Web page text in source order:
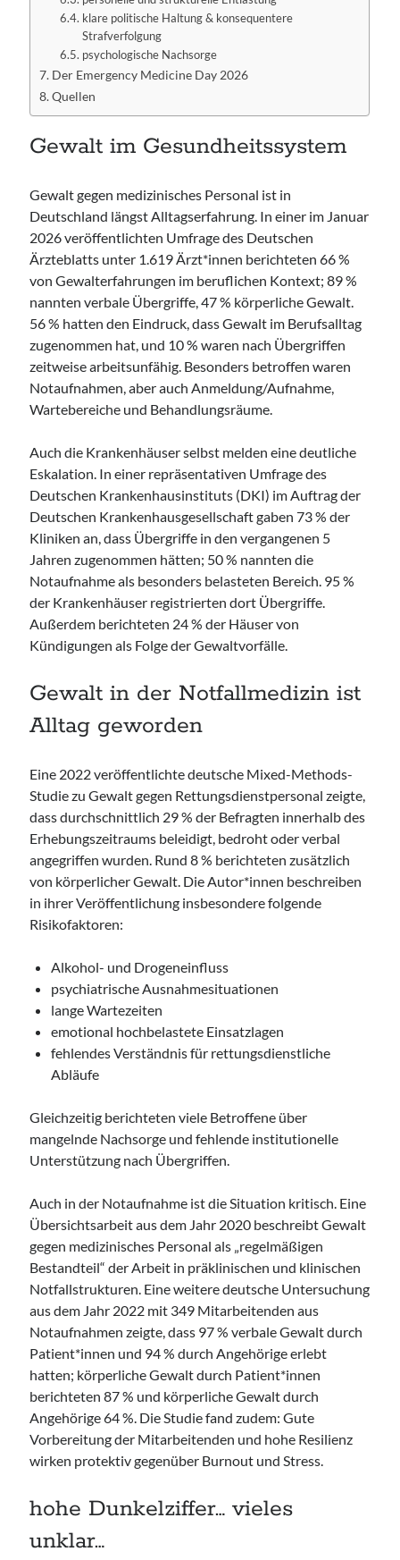
klare politische Haltung & konsequentere
Strafverfolgung
psychologische Nachsorge
Der Emergency Medicine Day 2026
Quellen
Gewalt im Gesundheitssystem
Gewalt gegen medizinisches Personal ist in
Deutschland längst Alltagserfahrung. In einer im Januar
2026 veröffentlichten Umfrage des Deutschen
Ärzteblatts unter 1.619 Ärzt*innen berichteten 66 %
von Gewalterfahrungen im beruflichen Kontext; 89 %
nannten verbale Übergriffe, 47 % körperliche Gewalt.
56 % hatten den Eindruck, dass Gewalt im Berufsalltag
zugenommen hat, und 10 % waren nach Übergriffen
zeitweise arbeitsunfähig. Besonders betroffen waren
Notaufnahmen, aber auch Anmeldung/Aufnahme,
Wartebereiche und Behandlungsräume.
Auch die Krankenhäuser selbst melden eine deutliche
Eskalation. In einer repräsentativen Umfrage des
Deutschen Krankenhausinstituts (DKI) im Auftrag der
Deutschen Krankenhausgesellschaft gaben 73 % der
Kliniken an, dass Übergriffe in den vergangenen 5
Jahren zugenommen hätten; 50 % nannten die
Notaufnahme als besonders belasteten Bereich. 95 %
der Krankenhäuser registrierten dort Übergriffe.
Außerdem berichteten 24 % der Häuser von
Kündigungen als Folge der Gewaltvorfälle.
Gewalt in der Notfallmedizin ist
Alltag geworden
Eine 2022 veröffentlichte deutsche Mixed-Methods-
Studie zu Gewalt gegen Rettungsdienstpersonal zeigte,
dass durchschnittlich 29 % der Befragten innerhalb des
Erhebungszeitraums beleidigt, bedroht oder verbal
angegriffen wurden. Rund 8 % berichteten zusätzlich
von körperlicher Gewalt. Die Autor*innen beschreiben
in ihrer Veröffentlichung insbesondere folgende
Risikofaktoren:
Alkohol- und Drogeneinfluss
psychiatrische Ausnahmesituationen
lange Wartezeiten
emotional hochbelastete Einsatzlagen
fehlendes Verständnis für rettungsdienstliche
Abläufe
Gleichzeitig berichteten viele Betroffene über
mangelnde Nachsorge und fehlende institutionelle
Unterstützung nach Übergriffen.
Auch in der Notaufnahme ist die Situation kritisch. Eine
Übersichtsarbeit aus dem Jahr 2020 beschreibt Gewalt
gegen medizinisches Personal als „regelmäßigen
Bestandteil“ der Arbeit in präklinischen und klinischen
Notfallstrukturen. Eine weitere deutsche Untersuchung
aus dem Jahr 2022 mit 349 Mitarbeitenden aus
Notaufnahmen zeigte, dass 97 % verbale Gewalt durch
Patient*innen und 94 % durch Angehörige erlebt
hatten; körperliche Gewalt durch Patient*innen
berichteten 87 % und körperliche Gewalt durch
Angehörige 64 %. Die Studie fand zudem: Gute
Vorbereitung der Mitarbeitenden und hohe Resilienz
wirken protektiv gegenüber Burnout und Stress.
hohe Dunkelziffer… vieles
unklar…